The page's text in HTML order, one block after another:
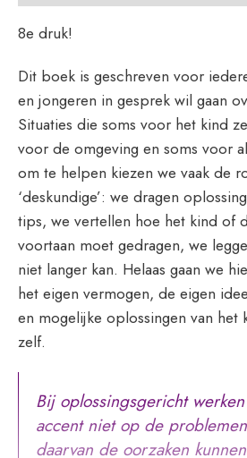
8e druk!
Dit boek is geschreven voor
en jongeren in gesprek wil gaan
Situaties die soms voor het kind
voor de omgeving en soms voor
om te helpen kiezen we vaak de
‘deskundige’: we dragen
tips, we vertellen hoe het kind of
voortaan moet gedragen, we
niet langer kan. Helaas gaan we
het eigen vermogen, de eigen
en mogelijke oplossingen van het
zelf.
Bij oplossingsgericht
accent niet op de
daarvan de oorzaken